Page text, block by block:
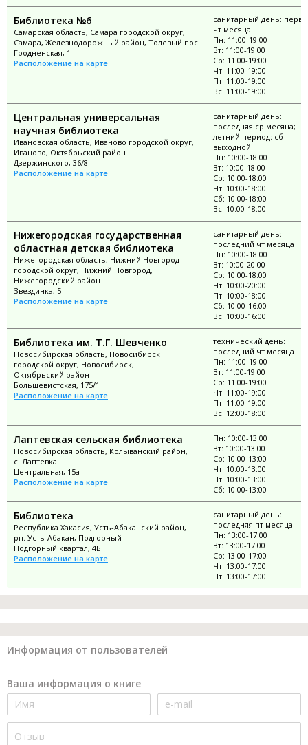
Библиотека №6
Самарская область, Самара городской округ,
Самара, Железнодорожный район, Толевый пос
Гродненская, 1
Расположение на карте
санитарный день:
чт месяца
Пн: 11:00-19:00
Вт: 11:00-19:00
Ср: 11:00-19:00
Чт: 11:00-19:00
Пт: 11:00-19:00
Вс: 11:00-19:00
Центральная универсальная
научная библиотека
Ивановская область, Иваново городской округ,
Иваново, Октябрьский район
Дзержинского, 36/8
Расположение на карте
санитарный день:
последняя ср месяца;
летний период: сб
выходной
Пн: 10:00-18:00
Вт: 10:00-18:00
Ср: 10:00-18:00
Чт: 10:00-18:00
Сб: 10:00-18:00
Вс: 10:00-18:00
Нижегородская государственная
областная детская библиотека
Нижегородская область, Нижний Новгород
городской округ, Нижний Новгород,
Нижегородский район
Звездинка, 5
Расположение на карте
санитарный день:
последний чт месяца
Пн: 10:00-18:00
Вт: 10:00-20:00
Ср: 10:00-18:00
Чт: 10:00-20:00
Пт: 10:00-18:00
Сб: 10:00-16:00
Вс: 10:00-16:00
Библиотека им. Т.Г. Шевченко
Новосибирская область, Новосибирск
городской округ, Новосибирск,
Октябрьский район
Большевистская, 175/1
Расположение на карте
технический день:
последний чт месяца
Пн: 11:00-19:00
Вт: 11:00-19:00
Ср: 11:00-19:00
Чт: 11:00-19:00
Пт: 11:00-19:00
Вс: 12:00-18:00
Лаптевская сельская библиотека
Новосибирская область, Колыванский район,
с. Лаптевка
Центральная, 15а
Расположение на карте
Пн: 10:00-13:00
Вт: 10:00-13:00
Ср: 10:00-13:00
Чт: 10:00-13:00
Пт: 10:00-13:00
Сб: 10:00-13:00
Библиотека
Республика Хакасия, Усть-Абаканский район,
рп. Усть-Абакан, Подгорный
Подгорный квартал, 4Б
Расположение на карте
санитарный день:
последняя пт месяца
Пн: 13:00-17:00
Вт: 13:00-17:00
Ср: 13:00-17:00
Чт: 13:00-17:00
Пт: 13:00-17:00
Информация от пользователей
Ваша информация о книге